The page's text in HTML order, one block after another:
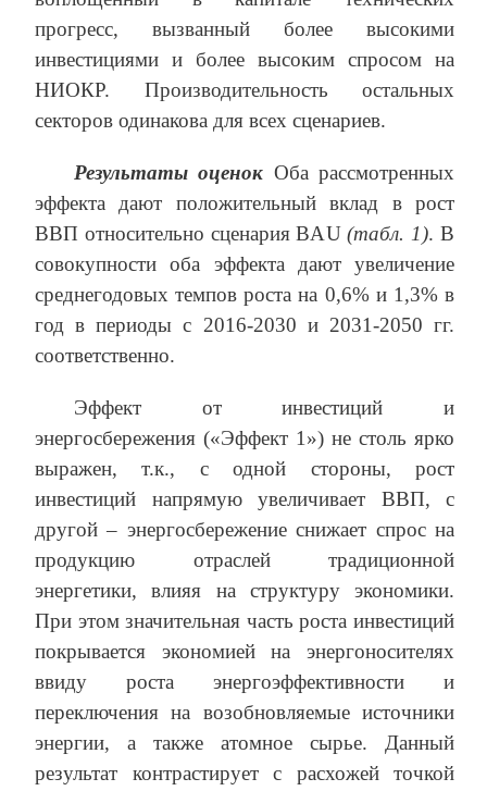
прогресс, вызванный более высокими
инвестициями и более высоким спросом на
НИОКР. Производительность остальных
секторов одинакова для всех сценариев.
Результаты оценок Оба рассмотренных
эффекта дают положительный вклад в рост
ВВП относительно сценария BAU(табл. 1). В
совокупности оба эффекта дают увеличение
среднегодовых темпов роста на 0,6% и 1,3% в
год в периоды с 2016-2030 и 2031-2050 гг.
соответственно.
Эффект от инвестиций и
энергосбережения («Эффект 1») не столь ярко
выражен, т.к., с одной стороны, рост
инвестиций напрямую увеличивает ВВП, с
другой – энергосбережение снижает спрос на
продукцию отраслей традиционной
энергетики, влияя на структуру экономики.
При этом значительная часть роста инвестиций
покрывается экономией на энергоносителях
ввиду роста энергоэффективности и
переключения на возобновляемые источники
энергии, а также атомное сырье. Данный
результат контрастирует с расхожей точкой